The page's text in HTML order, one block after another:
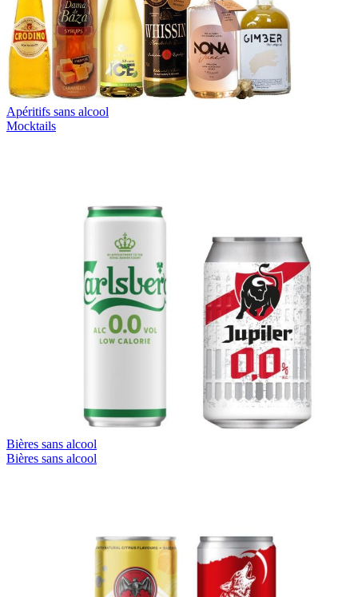
Apéritifs sans alcool
Mocktails
Bières sans alcool
Bières sans alcool